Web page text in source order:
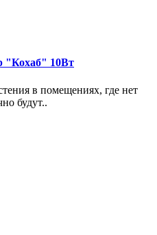
"Кохаб" 10Вт
в помещениях, где нет
будут..